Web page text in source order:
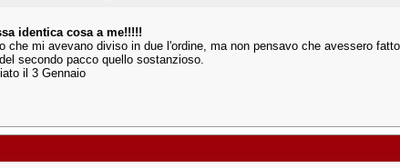
identica cosa a me!!!!!
che mi avevano diviso in due l'ordine, ma non pensavo che avessero
secondo pacco quello sostanzioso.
il 3 Gennaio